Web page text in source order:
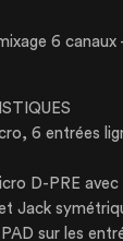
6
6 entrées
D-PRE
Jack
sur les